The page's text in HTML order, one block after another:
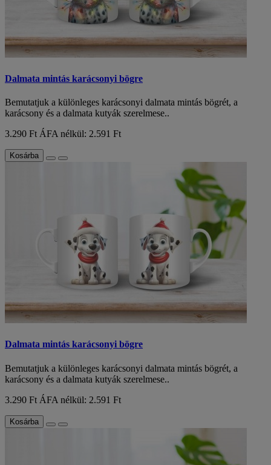
Dalmata mintás karácsonyi bögre
Bemutatjuk a különleges karácsonyi dalmata mintás bögrét, a
karácsony és a dalmata kutyák szerelmese..
3.290 Ft ÁFA nélkül: 2.591 Ft
Kosárba
Dalmata mintás karácsonyi bögre
Bemutatjuk a különleges karácsonyi dalmata mintás bögrét, a
karácsony és a dalmata kutyák szerelmese..
3.290 Ft ÁFA nélkül: 2.591 Ft
Kosárba